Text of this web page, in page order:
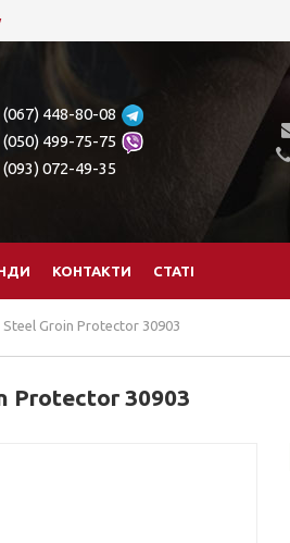
(067) 448-80-08
499-75-75
(093) 072-49-35
КОНТАКТИ СТАТІ
Groin Protector 30903
Protector 30903